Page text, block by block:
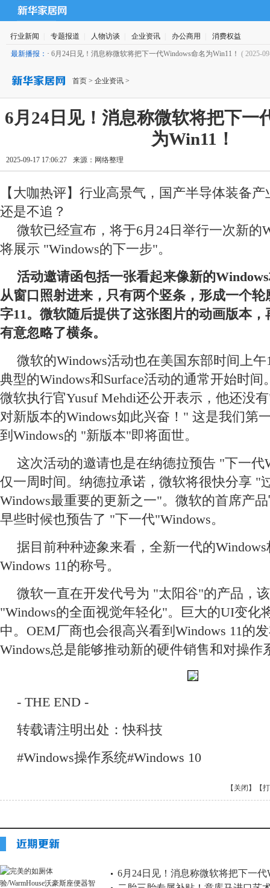
行业新闻 专题报道 人物访谈 企业资讯 办公商用 消费权益
最新播报： · 6月24日见！消息称微软将把下一代Windows命名为Win11！ ( 2025-
首页 > 企业资讯 >
6月24日见！消息称微软将把下一
为Win11！
2025-09-17 17:06:27 来源： 网络整理
【大咖热评】行业高景气，国产半导体装备
还是不追？
微软已经宣布，将于6月24日举行一次新的
将展示 "Windows的下一步"。
活动邀请函包括一张看起来像新的
从窗口照射进来，只有两个竖条，形成一个
字11。微软随后提供了这张图片的动画版本
有意忽略了横条。
微软的Windows活动也在美国东部时间上
典型的Windows和Surface活动的通常开始时
微软执行官Yusuf Mehdi还公开表示，他还没
对新版本的Windows如此兴奋！" 这是我们第
到Windows的 "新版本"即将面世。
这次活动的邀请也是在纳德拉预告 "下一代
仅一周时间。纳德拉承诺，微软将很快分享 "
Windows最重要的更新之一"。微软的首席产品
早些时候也预告了 "下一代"Windows。
据目前种种迹象来看，全新一代的
Windows 11的称号。
微软一直在开发代号为 "太阳谷"的产品，
"Windows的全面视觉年轻化"。巨大的UI变化
中。OEM厂商也会很高兴看到Windows 11的
Windows总是能够推动新的硬件销售和对操作
- THE END -
转载请注明出处：快科技
#Windows操作系统#Windows 10
【关闭】 【
6月24日见！消息称微软将把下一代